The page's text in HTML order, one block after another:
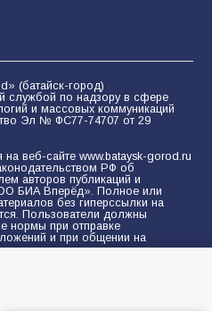
(батайск-город)
службой по надзору в сфере
и массовых коммуникаций
Эл № ФС77-74707 от 29
веб-сайте www.bataysk-gorod.ru
РФ об
авторов публикаций и
БИА Вперёд». Полное или
без гиперссылки на
Пользователи должны
нормы при отправке
и при общении на
и защиты информации
данных с помощью